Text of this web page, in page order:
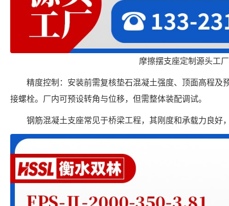
摩擦摆支座定制源头工厂
精度控制：安装前需复核垫石混凝土强度、顶面高程及
接螺栓。厂内可预设转角与位移，但需整体装配调试。
钢筋混凝土支座常见于桥梁工程，其刚度和承载力良好